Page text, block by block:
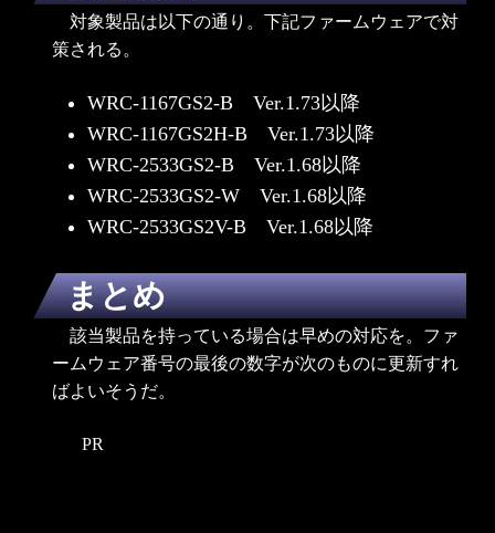
対象製品は以下の通り。下記ファームウェアで対
策される。
WRC-1167GS2-B Ver.1.73以降
WRC-1167GS2H-B Ver.1.73以降
WRC-2533GS2-B Ver.1.68以降
WRC-2533GS2-W Ver.1.68以降
WRC-2533GS2V-B Ver.1.68以降
まとめ
該当製品を持っている場合は早めの対応を。ファ
ームウェア番号の最後の数字が次のものに更新すれ
ばよいそうだ。
PR